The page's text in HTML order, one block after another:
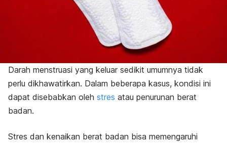
Darah menstruasi yang keluar sedikit umumnya tidak
perlu dikhawatirkan. Dalam beberapa kasus, kondisi ini
dapat disebabkan oleh stres atau penurunan berat
badan.
Stres dan kenaikan berat badan bisa memengaruhi